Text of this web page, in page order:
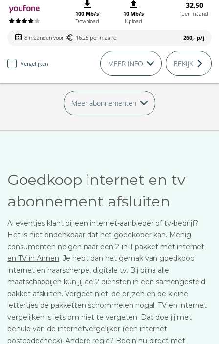
100 Mb/s
Download
10 Mb/s
Upload
32,50
per maand
8 maanden voor 16,25 per maand 260,- p/j
Vergelijken MEER INFO BEKIJK
Meer abonnementen
Goedkoop internet en tv
abonnement afsluiten
Al eventjes klant bij een internet-aanbieder of tv-bedrijf?
Het is niet ondenkbaar dat het goedkoper kan. Menig
consumenten neigen naar een 2-in-1 pakket met internet
en TV in Annen. Je hebt dan het gemak van goedkoop
internet en haarscherpe, digitale tv. Bij bijna alle
maatschappijen kun jij de 2 diensten in een samengesteld
pakket afsluiten. Vergeet niet, de prijzen en de kleine
lettertjes de pakketten schommelen nogal. TV en internet
vergelijken is iets om niet te vergeten. Dat doe jij met
behulp van de internetvergelijker (een internet
postcodecheck). Andere regio? Begin nu direct met